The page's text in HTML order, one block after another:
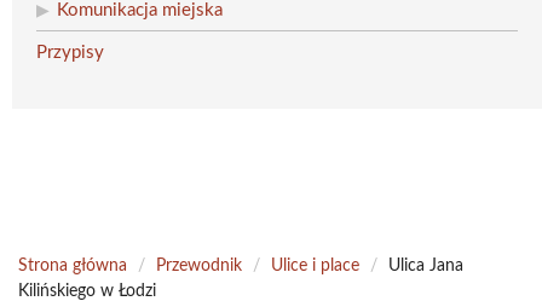
Komunikacja miejska
Przypisy
Strona główna / Przewodnik / Ulice i place /
Ulica Jana
Kilińskiego w Łodzi